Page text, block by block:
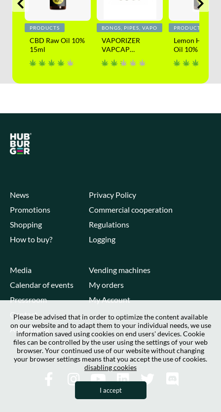
PRODUCTS
CBD Raw Oil 10%
15ml
BONGS, PIPES, VAPO
VAPORIZER
VAPCAP
DYNAVAP
PRODUCTS
Lemon Haze
Oil 10% 15ml
News
Promotions
Shopping
How to buy?
Privacy Policy
Commercial cooperation
Regulations
Logging
Media
Calendar of events
Pressroom
Contact
Advertising
Vending machines
My orders
My Account
Please be advised that in order to optimize the content available
on our website and to adapt them to your individual needs, we use
information saved using cookies on end users' devices. Cookie
files can be controlled by the user using the settings of your web
browser. Your continued use of our website without changing
your browser settings means that you accept the use of cookies.
disabling cookies
I accept